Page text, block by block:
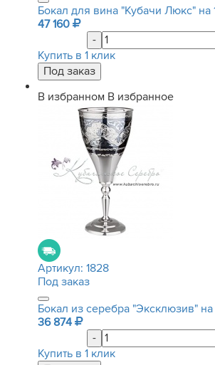
Бокал для вина "Кубачи Люкс" на
47 160
-
Купить в 1 клик
В избранном В избранное
Артикул: 1828
Под заказ
Бокал из серебра "Эксклюзив"
36 874
-
Купить в 1 клик